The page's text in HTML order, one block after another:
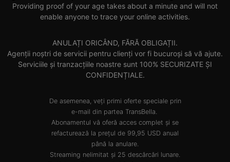
Providing proof of your age takes about a minute and will not
enable anyone to trace your online activities.
ANULAȚI ORICÂND, FĂRĂ OBLIGAȚII.
Agenții noștri de servicii pentru clienți vor fi bucuroși să vă ajute.
Serviciile și tranzacțiile noastre sunt 100% SECURIZATE ȘI
CONFIDENȚIALE.
De asemenea, veți primi oferte speciale prin
e-mail din partea TransBella.
Abonamentul vă oferă acces complet și se
refacturează la prețul de 99,95 USD anual
până la anulare.
Streaming nelimitat și 25 descărcări lunare.